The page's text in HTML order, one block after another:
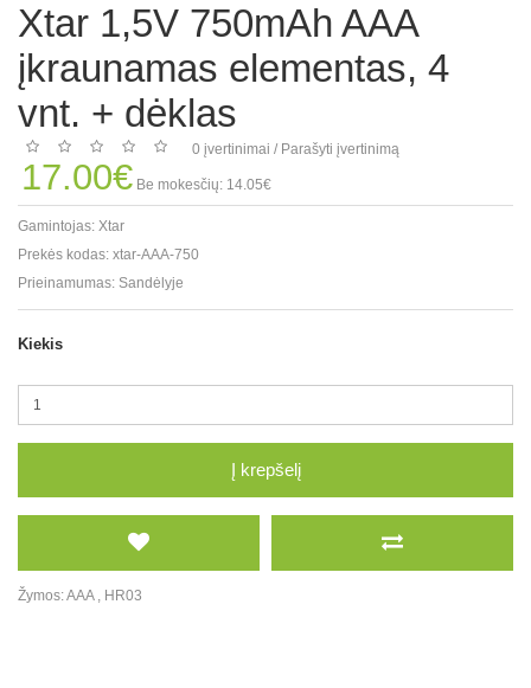
Xtar 1,5V 750mAh AAA
įkraunamas elementas, 4
vnt. + dėklas
0 įvertinimai / Parašyti įvertinimą
17.00€ Be mokesčių: 14.05€
Gamintojas: Xtar
Prekės kodas: xtar-AAA-750
Prieinamumas: Sandėlyje
Kiekis
Į krepšelį
Žymos:AAA, HR03